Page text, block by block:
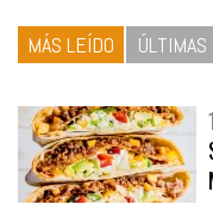
MÁS LEÍDO